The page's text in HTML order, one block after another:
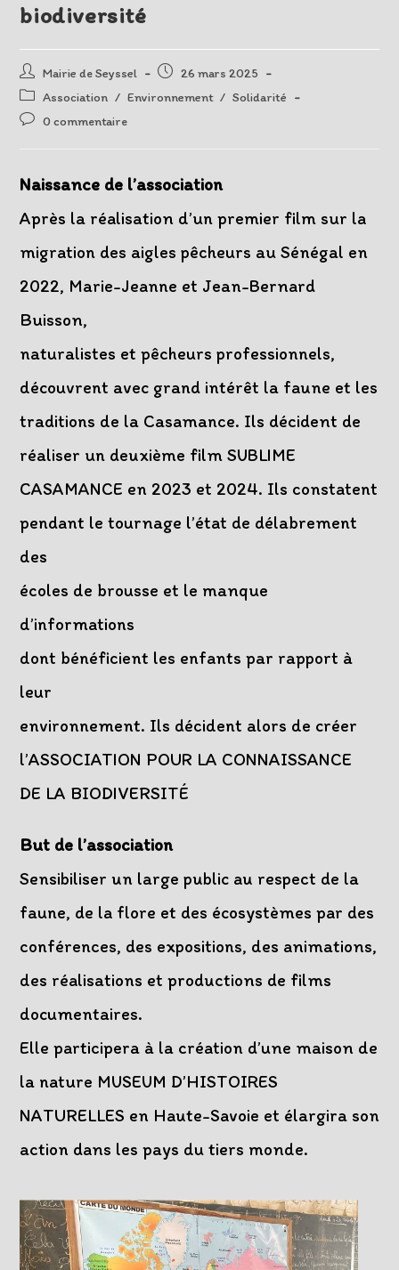
biodiversité
Auteur/autrice
de
la
publication :
Mairie de Seyssel
Post26 mars 2025
Post
category:
Association / Environnement / Solidarité
Post0 commentaire
Naissance de l’association
Après la réalisation d’un premier film sur la
migration des aigles pêcheurs au Sénégal en
2022, Marie-Jeanne et Jean-Bernard
Buisson,
naturalistes et pêcheurs professionnels,
découvrent avec grand intérêt la faune et les
traditions de la Casamance. Ils décident de
réaliser un deuxième film SUBLIME
CASAMANCE en 2023 et 2024. Ils constatent
pendant le tournage l’état de délabrement
des
écoles de brousse et le manque
d’informations
dont bénéficient les enfants par rapport à
leur
environnement. Ils décident alors de créer
l’ASSOCIATION POUR LA CONNAISSANCE
DE LA BIODIVERSITÉ
But de l’association
Sensibiliser un large public au respect de la
faune, de la flore et des écosystèmes par des
conférences, des expositions, des animations,
des réalisations et productions de films
documentaires.
Elle participera à la création d’une maison de
la nature MUSEUM D’HISTOIRES
NATURELLES en Haute-Savoie et élargira son
action dans les pays du tiers monde.